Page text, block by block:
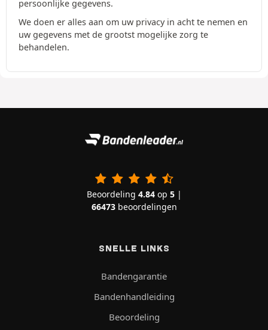
persoonlijke gegevens.
We doen er alles aan om uw privacy in acht te nemen en
uw gegevens met de grootst mogelijke zorg te
behandelen.
Beoordeling 4.84op 5|
66473beoordelingen
SNELLE LINKS
Bandengarantie
Bandenhandleiding
Beoordeling